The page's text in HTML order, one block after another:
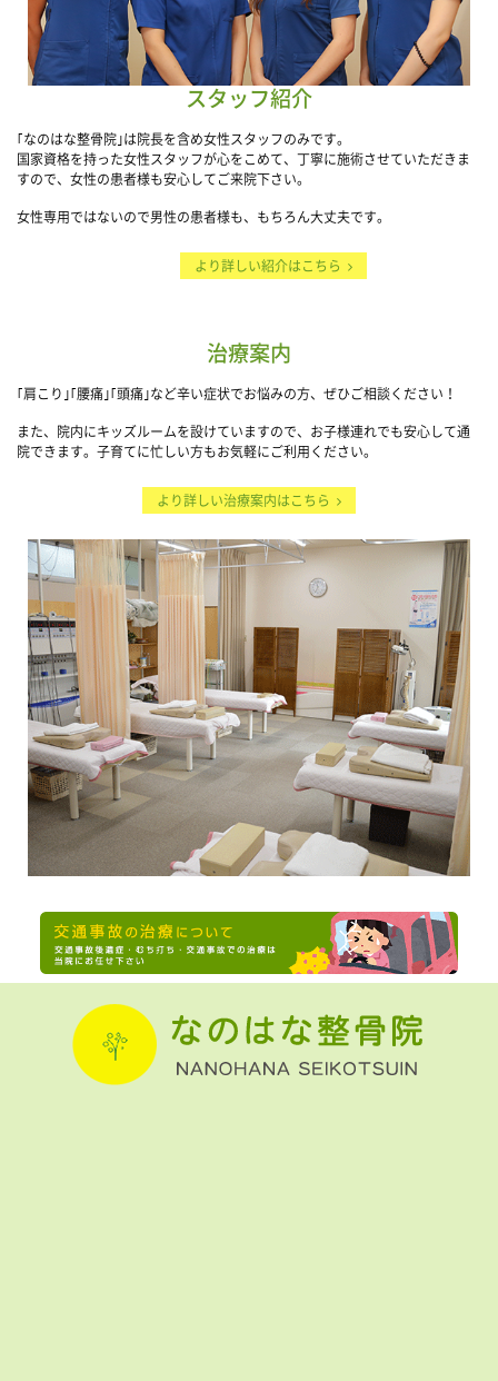
スタッフ紹介
｢なのはな整骨院｣は院長を含め女性スタッフのみです。
国家資格を持った女性スタッフが心をこめて、丁寧に施術させていただきま
すので、女性の患者様も安心してご来院下さい。
女性専用ではないので男性の患者様も、もちろん大丈夫です。
より詳しい紹介はこちら
治療案内
｢肩こり｣｢腰痛｣｢頭痛｣など辛い症状でお悩みの方、ぜひご相談ください！
また、院内にキッズルームを設けていますので、お子様連れでも安心して通
院できます。子育てに忙しい方もお気軽にご利用ください。
より詳しい治療案内はこちら